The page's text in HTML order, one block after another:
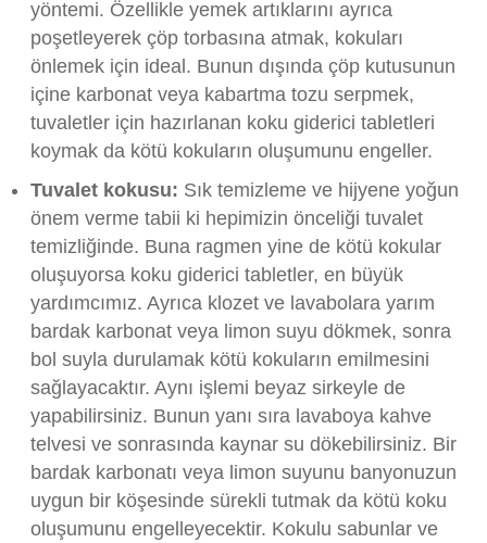
yöntemi. Özellikle yemek artıklarını ayrıca
poşetleyerek çöp torbasına atmak, kokuları
önlemek için ideal. Bunun dışında çöp kutusunun
içine karbonat veya kabartma tozu serpmek,
tuvaletler için hazırlanan koku giderici tabletleri
koymak da kötü kokuların oluşumunu engeller.
Tuvalet kokusu: Sık temizleme ve hijyene yoğun
önem verme tabii ki hepimizin önceliği tuvalet
temizliğinde. Buna ragmen yine de kötü kokular
oluşuyorsa koku giderici tabletler, en büyük
yardımcımız. Ayrıca klozet ve lavabolara yarım
bardak karbonat veya limon suyu dökmek, sonra
bol suyla durulamak kötü kokuların emilmesini
sağlayacaktır. Aynı işlemi beyaz sirkeyle de
yapabilirsiniz. Bunun yanı sıra lavaboya kahve
telvesi ve sonrasında kaynar su dökebilirsiniz. Bir
bardak karbonatı veya limon suyunu banyonuzun
uygun bir köşesinde sürekli tutmak da kötü koku
oluşumunu engelleyecektir. Kokulu sabunlar ve